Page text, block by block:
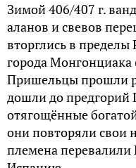
Зимой 406/407 г.
аланов и свевов
вторглись в
города
Пришельцы прошли
дошли до предгорий
отягощённые
они повторяли свои
племена перевалили